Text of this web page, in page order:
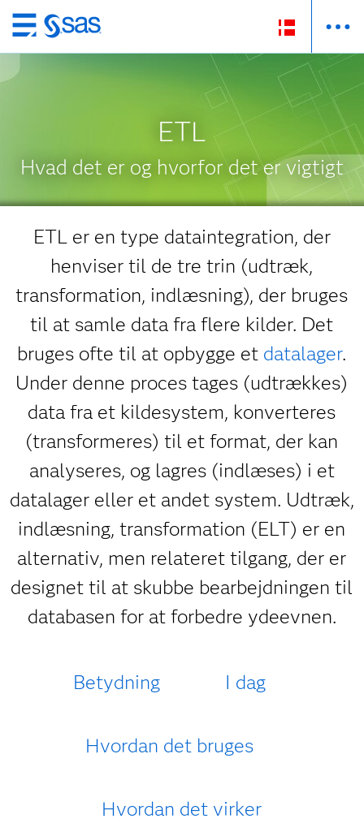
Skip
to
ETL
Hvad det er og hvorfor det er vigtigt
ETL er en type dataintegration, der
henviser til de tre trin (udtræk,
transformation, indlæsning), der bruges
til at samle data fra flere kilder. Det
bruges ofte til at opbygge et datalager.
Under denne proces tages (udtrækkes)
data fra et kildesystem, konverteres
(transformeres) til et format, der kan
analyseres, og lagres (indlæses) i et
datalager eller et andet system. Udtræk,
indlæsning, transformation (ELT) er en
alternativ, men relateret tilgang, der er
designet til at skubbe bearbejdningen til
databasen for at forbedre ydeevnen.
Betydning I dag
Hvordan det bruges
Hvordan det virker